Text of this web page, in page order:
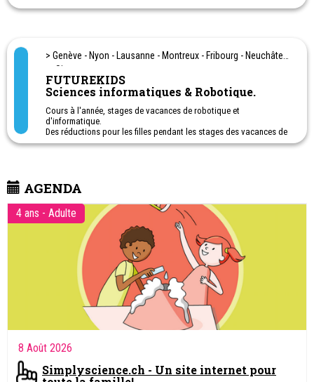
la relève dans les domaines des mathématiques, sciences
naturelles et de l’ingénieur (MINT).
Elle collabore également avec d’autres organisations actives
dans la promotion des sciences auprès des jeunes.
> Genève - Nyon - Lausanne - Montreux - Fribourg - Neuchâtel
et Sion
FUTUREKIDS
Sciences informatiques & Robotique.
Cours à l'année, stages de vacances de robotique et
d'informatique.
Des réductions pour les filles pendant les stages des vacances de
février et mars/avril.
INSCRIPTIONS EN LIGNE DEPUIS NOTRE SITE WEB
AGENDA
4 ans - Adulte
8 Août 2026
Simplyscience.ch - Un site internet pour